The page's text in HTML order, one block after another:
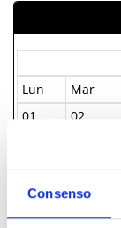
Consenso
Lun
Mar
01
02
15
16
22
23
29
30